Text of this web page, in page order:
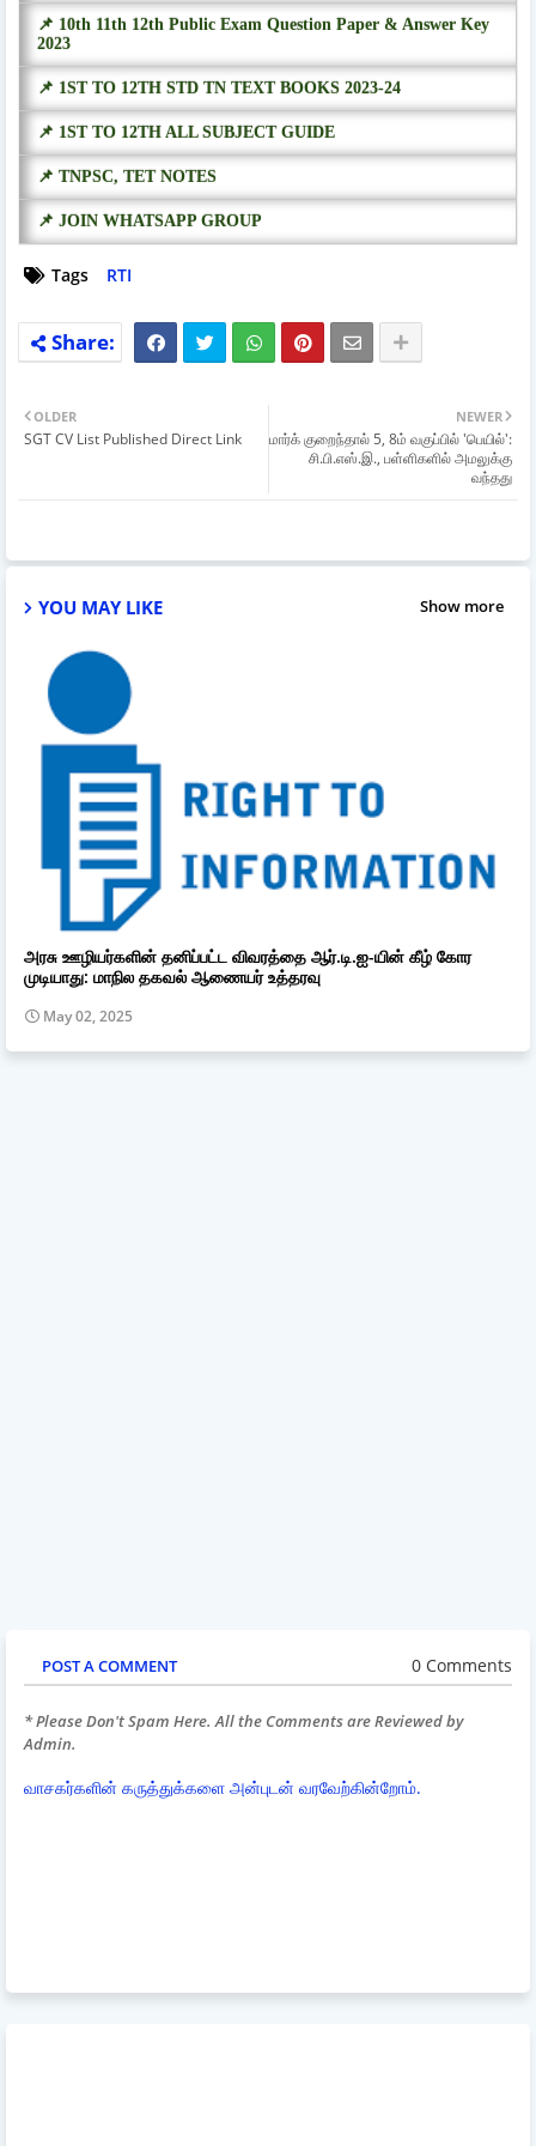
📌 10th 11th 12th Public Exam Question Paper & Answer Key
2023
📌 1ST TO 12TH STD TN TEXT BOOKS 2023-24
📌 1ST TO 12TH ALL SUBJECT GUIDE
📌 TNPSC, TET NOTES
📌 JOIN WHATSAPP GROUP
Tags RTI
NEWER
மார்க் குறைந்தால் 5, 8ம் வகுப்பில் 'பெயில்':
சி.பி.எஸ்.இ., பள்ளிகளில் அமலுக்கு
வந்தது
OLDER
SGT CV List Published Direct Link
YOU MAY LIKE Show more
அரசு ஊழியர்களின் தனிப்பட்ட விவரத்தை ஆர்.டி.ஐ-யின் கீழ் கோர
முடியாது: மாநில தகவல் ஆணையர் உத்தரவு
May 02, 2025
POST A COMMENT 0 Comments
* Please Don't Spam Here. All the Comments are Reviewed by
Admin.
வாசகர்களின் கருத்துக்களை அன்புடன் வரவேற்கின்றோம்.